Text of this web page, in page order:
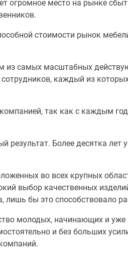
огромное место на рынке
стоимости рынок
самых масштабных
каждый из
так как с каждым
Более десятка лет
во всех крупных
выбор качественных
лишь бы это способствовало
молодых, начинающих и уже
и без больших